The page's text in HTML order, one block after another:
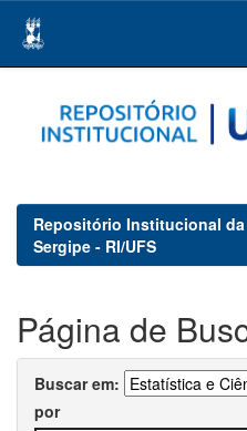
navigation
Repositório Institucional
Sergipe - RI/UFS
Página de
Buscar em:
por